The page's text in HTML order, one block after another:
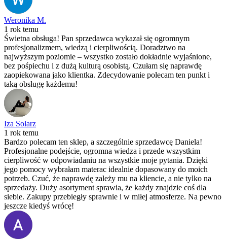
Weronika M.
1 rok temu
Świetna obsługa! Pan sprzedawca wykazał się ogromnym
profesjonalizmem, wiedzą i cierpliwością. Doradztwo na
najwyższym poziomie – wszystko zostało dokładnie wyjaśnione,
bez pośpiechu i z dużą kulturą osobistą. Czułam się naprawdę
zaopiekowana jako klientka. Zdecydowanie polecam ten punkt i
taką obsługę każdemu!
Iza Solarz
1 rok temu
Bardzo polecam ten sklep, a szczególnie sprzedawcę Daniela!
Profesjonalne podejście, ogromna wiedza i przede wszystkim
cierpliwość w odpowiadaniu na wszystkie moje pytania. Dzięki
jego pomocy wybrałam materac idealnie dopasowany do moich
potrzeb. Czuć, że naprawdę zależy mu na kliencie, a nie tylko na
sprzedaży. Duży asortyment sprawia, że każdy znajdzie coś dla
siebie. Zakupy przebiegły sprawnie i w miłej atmosferze. Na pewno
jeszcze kiedyś wrócę!